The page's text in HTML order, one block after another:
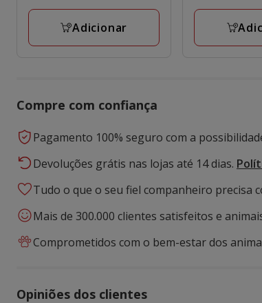
Adicionar
Compre com confiança
Pagamento 100% seguro com a
Devoluções grátis nas lojas até 14 dias.
Tudo o que o seu fiel companheiro precisa
Mais de 300.000 clientes satisfeitos e
Comprometidos com o bem-estar dos
Opiniões dos clientes